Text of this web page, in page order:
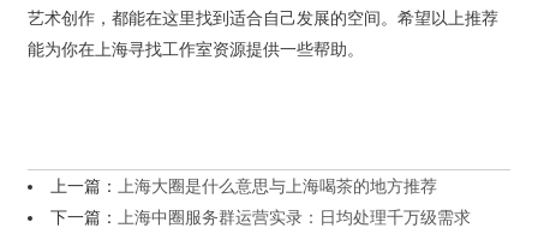
艺术创作，都能在这里找到适合自己发展的空间。希望以上推荐
能为你在上海寻找工作室资源提供一些帮助。
上一篇： 上海大圈是什么意思与上海喝茶的地方推荐
下一篇： 上海中圈服务群运营实录：日均处理千万级需求